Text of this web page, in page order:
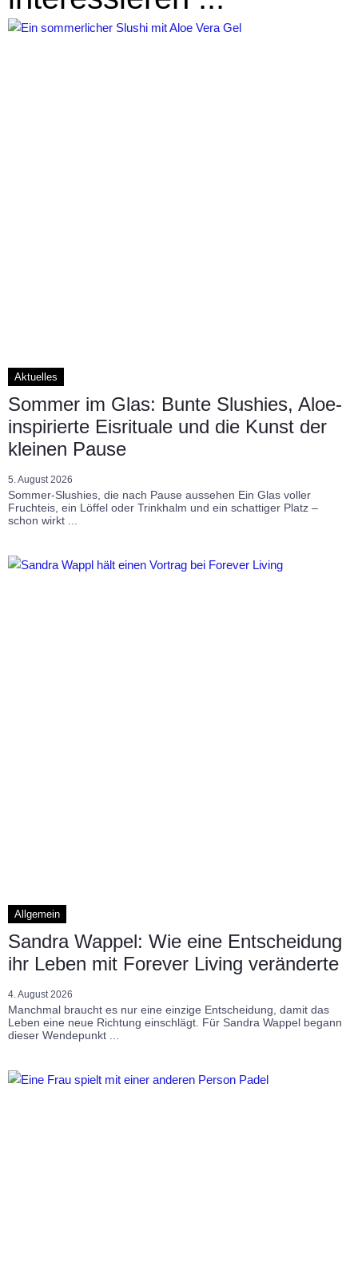
Aktuelles
Sommer im Glas: Bunte Slushies, Aloe-
inspirierte Eisrituale und die Kunst der
kleinen Pause
5. August 2026
Sommer-Slushies, die nach Pause aussehen Ein Glas voller
Fruchteis, ein Löffel oder Trinkhalm und ein schattiger Platz –
schon wirkt ...
Allgemein
Sandra Wappel: Wie eine Entscheidung
ihr Leben mit Forever Living veränderte
4. August 2026
Manchmal braucht es nur eine einzige Entscheidung, damit das
Leben eine neue Richtung einschlägt. Für Sandra Wappel begann
dieser Wendepunkt ...